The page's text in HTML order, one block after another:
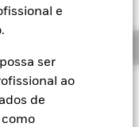
e
ser
ao
de
total.